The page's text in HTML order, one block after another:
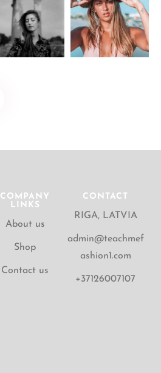
COMPANY
LINKS
About us
Shop
Contact us
CONTACT
RIGA, LATVIA
admin@teachmef
ashion1.com
+37126007107